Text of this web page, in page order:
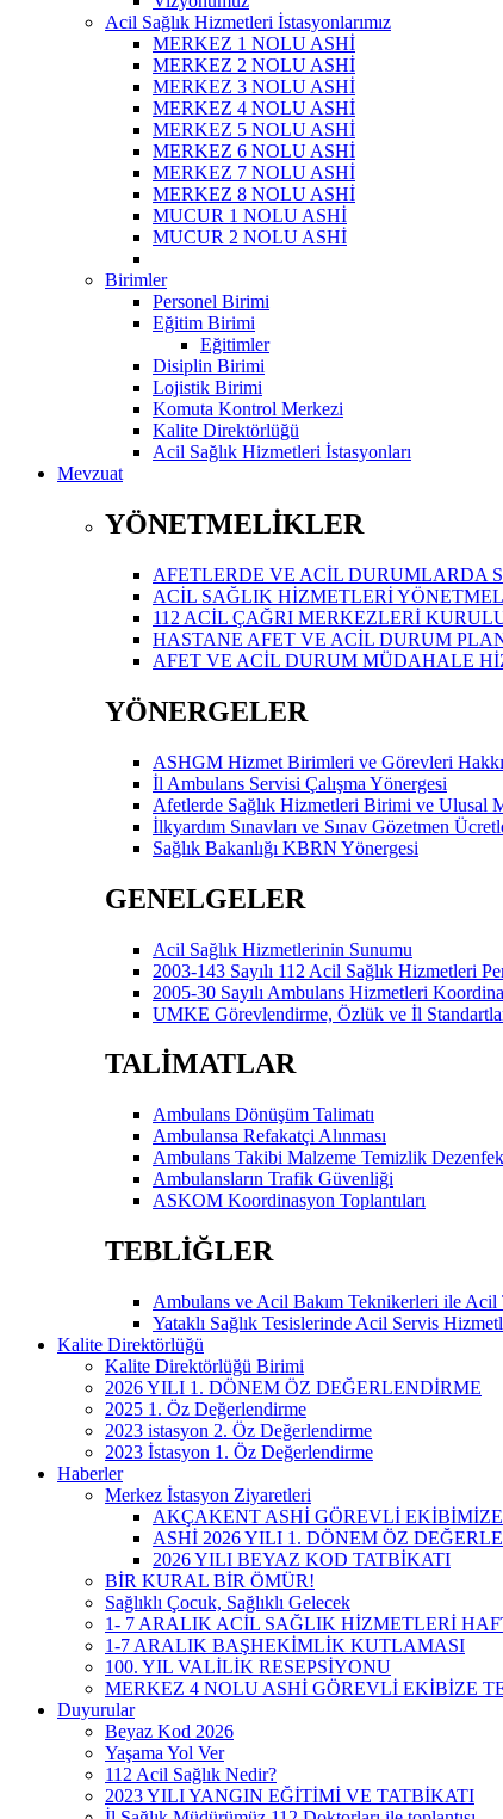
Acil Sağlık Hizmetleri İstasyonlarımız
MERKEZ 1 NOLU ASHİ
MERKEZ 2 NOLU ASHİ
MERKEZ 3 NOLU ASHİ
MERKEZ 4 NOLU ASHİ
MERKEZ 5 NOLU ASHİ
MERKEZ 6 NOLU ASHİ
MERKEZ 7 NOLU ASHİ
MERKEZ 8 NOLU ASHİ
MUCUR 1 NOLU ASHİ
MUCUR 2 NOLU ASHİ
Birimler
Personel Birimi
Eğitim Birimi
Eğitimler
Disiplin Birimi
Lojistik Birimi
Komuta Kontrol Merkezi
Kalite Direktörlüğü
Acil Sağlık Hizmetleri İstasyonları
Mevzuat
YÖNETMELİKLER
AFETLERDE VE ACİL DURUMLARDA
ACİL SAĞLIK HİZMETLERİ
112 ACİL ÇAĞRI MERKEZLERİ
HASTANE AFET VE ACİL DURUM
AFET VE ACİL DURUM MÜDAHALE
YÖNERGELER
ASHGM Hizmet Birimleri ve Görevleri
İl Ambulans Servisi Çalışma Yönergesi
Afetlerde Sağlık Hizmetleri Birimi ve Ulusal
İlkyardım Sınavları ve Sınav Gözetmen
Sağlık Bakanlığı KBRN Yönergesi
GENELGELER
Acil Sağlık Hizmetlerinin Sunumu
2003-143 Sayılı 112 Acil Sağlık Hizmetleri
2005-30 Sayılı Ambulans Hizmetleri
UMKE Görevlendirme, Özlük ve İl
TALİMATLAR
Ambulans Dönüşüm Talimatı
Ambulansa Refakatçi Alınması
Ambulans Takibi Malzeme Temizlik
Ambulansların Trafik Güvenliği
ASKOM Koordinasyon Toplantıları
TEBLİĞLER
Ambulans ve Acil Bakım Teknikerleri ile Acil
Yataklı Sağlık Tesislerinde Acil Servis
Kalite Direktörlüğü
Kalite Direktörlüğü Birimi
2026 YILI 1. DÖNEM ÖZ DEĞERLENDİRME
2025 1. Öz Değerlendirme
2023 istasyon 2. Öz Değerlendirme
2023 İstasyon 1. Öz Değerlendirme
Haberler
Merkez İstasyon Ziyaretleri
AKÇAKENT ASHİ GÖREVLİ
ASHİ 2026 YILI 1. DÖNEM ÖZ
2026 YILI BEYAZ KOD TATBİKATI
BİR KURAL BİR ÖMÜR!
Sağlıklı Çocuk, Sağlıklı Gelecek
1- 7 ARALIK ACİL SAĞLIK HİZMETLERİ
1-7 ARALIK BAŞHEKİMLİK KUTLAMASI
100. YIL VALİLİK RESEPSİYONU
MERKEZ 4 NOLU ASHİ GÖREVLİ EKİBİZE
Duyurular
Beyaz Kod 2026
Yaşama Yol Ver
112 Acil Sağlık Nedir?
2023 YILI YANGIN EĞİTİMİ VE TATBİKATI